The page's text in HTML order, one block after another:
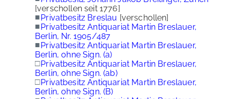
[verschollen seit 1776]
■Privatbesitz Breslau [verschollen]
■Privatbesitz Antiquariat Martin Breslauer,
Berlin, Nr. 1905/487
■Privatbesitz Antiquariat Martin Breslauer,
Berlin, ohne Sign. (a)
□Privatbesitz Antiquariat Martin Breslauer,
Berlin, ohne Sign. (ab)
□Privatbesitz Antiquariat Martin Breslauer,
Berlin, ohne Sign. (B)